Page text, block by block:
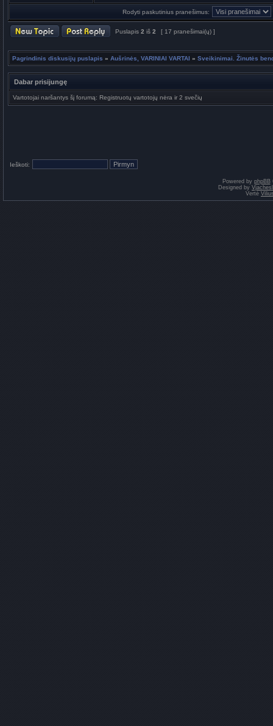
Rodyti paskutinius pranešimus:
Puslapis 2 iš 2 [ 17 pranešimai(ų) ]
Pagrindinis diskusijų puslapis » Aušrinės, VARINIAI VARTAI » Sveikinimai. Žinutės
Dabar prisijungę
Vartotojai naršantys šį forumą: Registruotų vartotojų nėra ir 2 svečių
Ieškoti:
Powered by phpBB
Designed by
Vertė